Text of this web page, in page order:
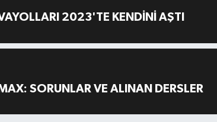
2023'TE KENDİNİ AŞTI
SORUNLAR VE ALINAN DERSLER